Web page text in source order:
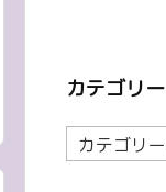
カテゴリー
カ
テ